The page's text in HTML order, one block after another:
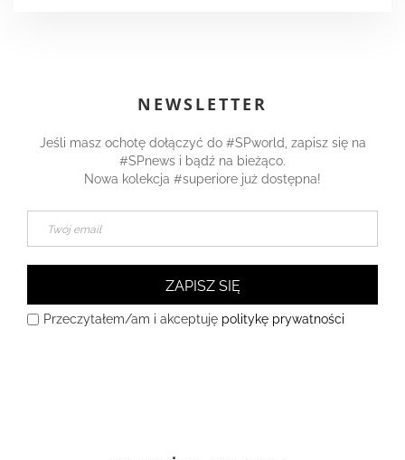
NEWSLETTER
Jeśli masz ochotę dołączyć do #SPworld, zapisz się na
#SPnews i bądź na bieżąco.
Nowa kolekcja #superiore już dostępna!
ZAPISZ SIĘ
Przeczytałem/am i akceptuję politykę prywatności